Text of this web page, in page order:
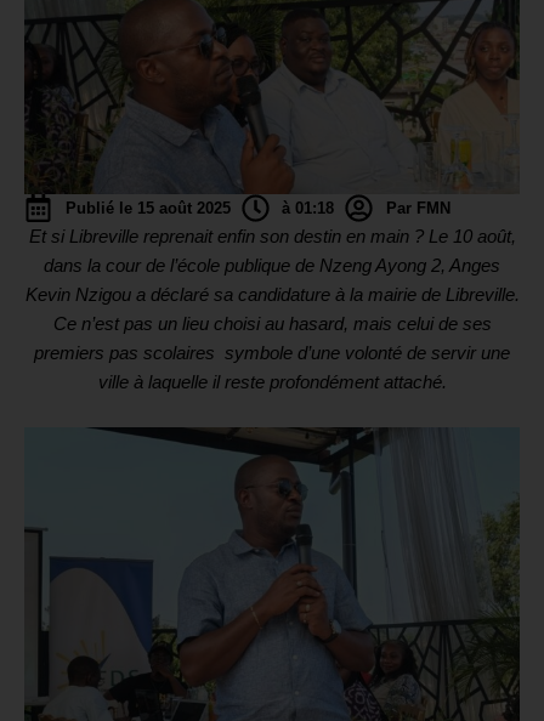
Publié le 15 août 2025 à 01:18 Par FMN
Et si Libreville reprenait enfin son destin en main ? Le 10 août,
dans la cour de l’école publique de Nzeng Ayong 2, Anges
Kevin Nzigou a déclaré sa candidature à la mairie de Libreville.
Ce n’est pas un lieu choisi au hasard, mais celui de ses
premiers pas scolaires symbole d’une volonté de servir une
ville à laquelle il reste profondément attaché.